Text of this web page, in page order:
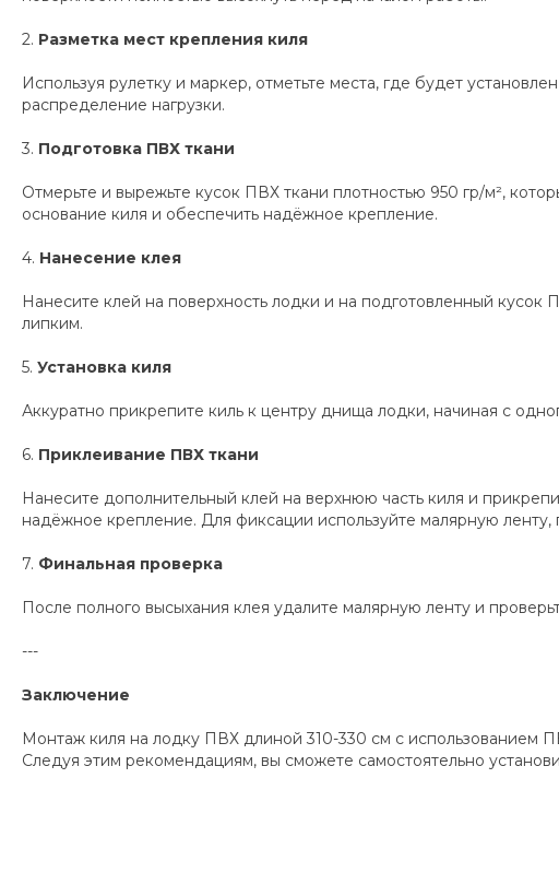
2. Разметка мест крепления киля
Используя рулетку и маркер, отметьте места, где будет
распределение нагрузки.
3. Подготовка ПВХ ткани
Отмерьте и вырежьте кусок ПВХ ткани плотностью 950 гр/м²,
основание киля и обеспечить надёжное крепление.
4. Нанесение клея
Нанесите клей на поверхность лодки и на подготовленный
липким.
5. Установка киля
Аккуратно прикрепите киль к центру днища лодки, начиная с
6. Приклеивание ПВХ ткани
Нанесите дополнительный клей на верхнюю часть киля и
надёжное крепление. Для фиксации используйте малярную ленту,
7. Финальная проверка
После полного высыхания клея удалите малярную ленту и
---
Заключение
Монтаж киля на лодку ПВХ длиной 310-330 см с использованием
Следуя этим рекомендациям, вы сможете самостоятельно